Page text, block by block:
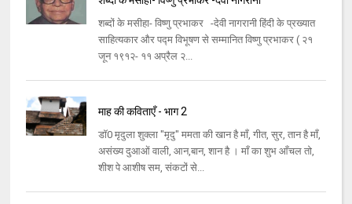
शब्दों के मसीहा- विष्णु प्रभाकर -देवी नागरानी हिंदी के प्रख्यात
साहित्यकार और पद्म विभूषण से सम्मानित विष्णु प्रभाकर ( २१
जून १९१२- ११ अप्रैल २...
माह की कविताएँ - भाग 2
डॉ0 मृदुला शुक्ला "मृदु" ममता की खान है माँ, गीत, सुर, तान है माँ,
असंख्य दुआओं वाली, आन,बान, शान है । माँ का शुभ आँचल तो,
शीश पे आशीष सम, संकटों से...